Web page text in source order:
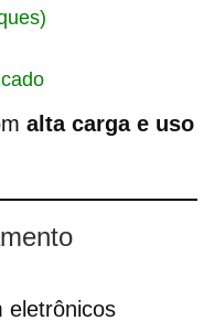
alta carga e uso
eletrônicos